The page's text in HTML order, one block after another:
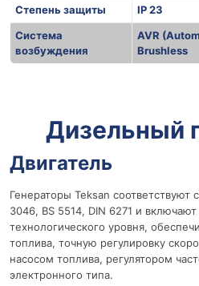
Степень защиты
IP 23
Система
возбуждения
AVR
Brushless
Дизельный
Двигатель
Генераторы Teksan соответствуют
3046, BS 5514, DIN 6271 и
технологического уровня,
топлива, точную регулировку
насосом топлива, регулятором
электронного типа.